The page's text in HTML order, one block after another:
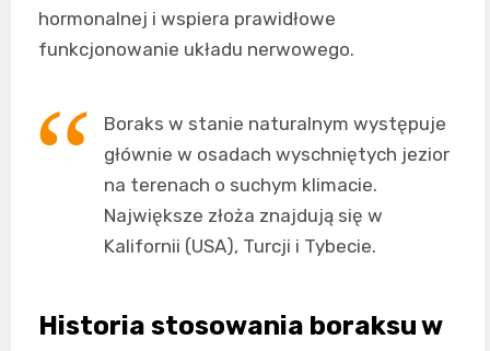
hormonalnej i wspiera prawidłowe
funkcjonowanie układu nerwowego.
Boraks w stanie naturalnym występuje
głównie w osadach wyschniętych jezior
na terenach o suchym klimacie.
Największe złoża znajdują się w
Kalifornii (USA), Turcji i Tybecie.
Historia stosowania boraksu w